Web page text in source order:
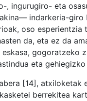
ingurugiro- eta
indarkeria-
oso
da, eta ez da
gogoratzeko
eta
[14], atxiloketak
berrekitea